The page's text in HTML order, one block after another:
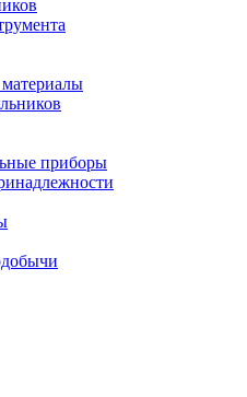
приборы